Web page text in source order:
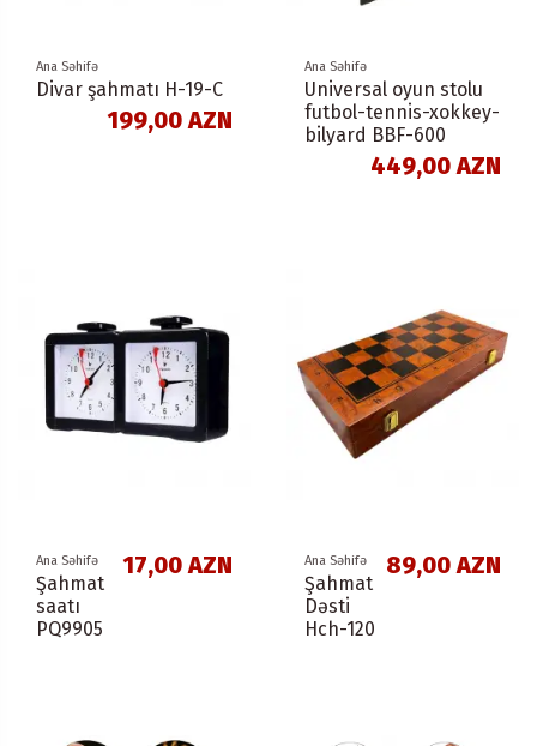
Ana Səhifə
Divar şahmatı H-19-С
199,00 AZN
Ana Səhifə
Universal oyun stolu
futbol-tennis-xokkey-
bilyard BBF-600
449,00 AZN
Ana Səhifə
Şahmat
saatı
PQ9905
17,00 AZN Ana Səhifə
Şahmat
Dəsti
Hch-120
89,00 AZN